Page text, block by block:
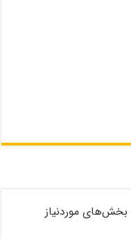
بخش‌های موردنیاز